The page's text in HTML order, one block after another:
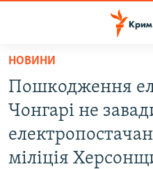
Перейти
основного
матеріалу
до
основної
ВОДА.КРИМ
ВІДЕО ТА ФОТО
ПОЛІТИКА
НОВИНИ
Пошкодження
Чонгарі не
міліція